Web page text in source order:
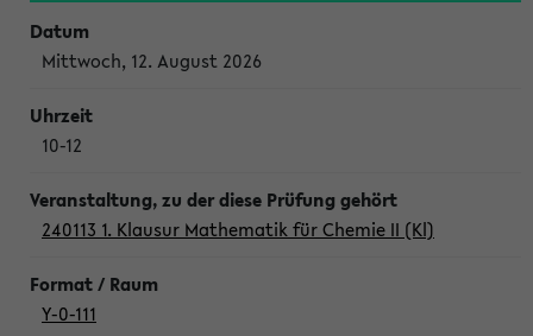
Mittwoch, 12. August 2026
10-12
240113 1. Klausur Mathematik für Chemie II (Kl)
Y-0-111